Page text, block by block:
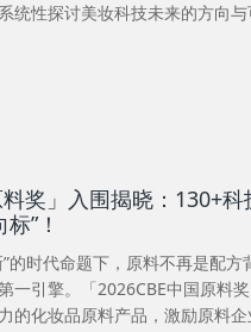
统性探讨美妆科技未来的方向
料奖」入围揭晓：130+
”！
的时代命题下，原料不再是配
一引擎。「2026CBE中国原料
的化妆品原料产品，激励原料